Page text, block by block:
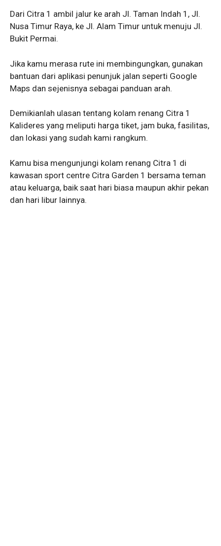
Dari Citra 1 ambil jalur ke arah Jl. Taman Indah 1, Jl.
Nusa Timur Raya, ke Jl. Alam Timur untuk menuju Jl.
Bukit Permai.
Jika kamu merasa rute ini membingungkan, gunakan
bantuan dari aplikasi penunjuk jalan seperti Google
Maps dan sejenisnya sebagai panduan arah.
Demikianlah ulasan tentang kolam renang Citra 1
Kalideres yang meliputi harga tiket, jam buka, fasilitas,
dan lokasi yang sudah kami rangkum.
Kamu bisa mengunjungi kolam renang Citra 1 di
kawasan sport centre Citra Garden 1 bersama teman
atau keluarga, baik saat hari biasa maupun akhir pekan
dan hari libur lainnya.